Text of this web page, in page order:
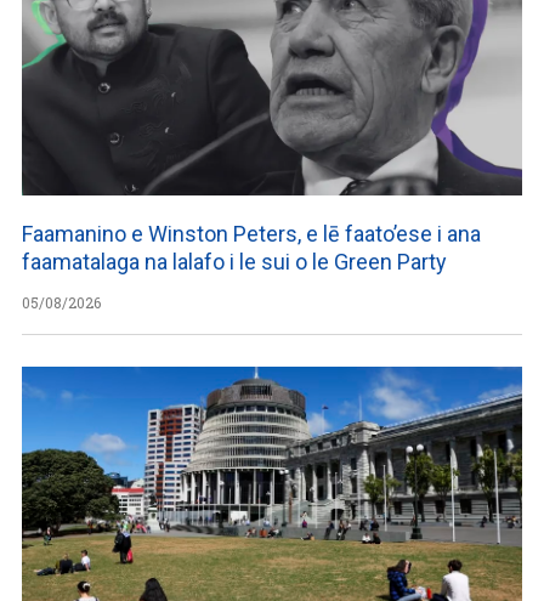
Faamanino e Winston Peters, e lē faato’ese i ana
faamatalaga na lalafo i le sui o le Green Party
05/08/2026